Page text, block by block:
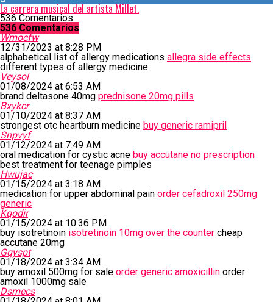
La carrera musical del artista Millet.
536 Comentarios
536 Comentarios
Wmocfw
12/31/2023 at 8:28 PM
alphabetical list of allergy medications allegra side effects
different types of allergy medicine
Veysol
01/08/2024 at 6:53 AM
brand deltasone 40mg prednisone 20mg pills
Bxykcr
01/10/2024 at 8:37 AM
strongest otc heartburn medicine buy generic ramipril
Snpvyf
01/12/2024 at 7:49 AM
oral medication for cystic acne buy accutane no prescription
best treatment for teenage pimples
Hwujac
01/15/2024 at 3:18 AM
medication for upper abdominal pain order cefadroxil 250mg
generic
Kqodir
01/15/2024 at 10:36 PM
buy isotretinoin isotretinoin 10mg over the counter cheap
accutane 20mg
Gqyspt
01/18/2024 at 3:34 AM
buy amoxil 500mg for sale order generic amoxicillin order
amoxil 1000mg sale
Dsmecs